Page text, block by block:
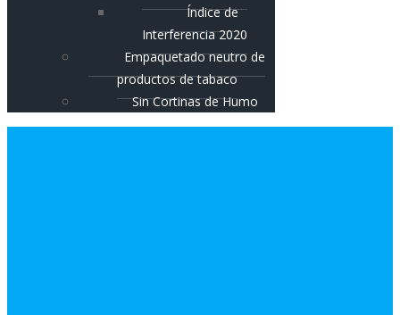
Índice de
Interferencia 2020
Empaquetado neutro de
productos de tabaco
Sin Cortinas de Humo